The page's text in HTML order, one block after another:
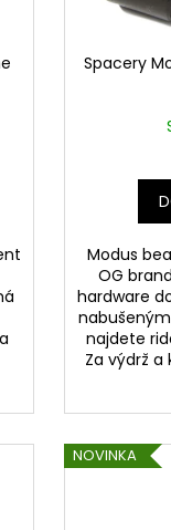
Spacery
Modus
OG
hardware
najdete
Za výdrž a
NOVINKA